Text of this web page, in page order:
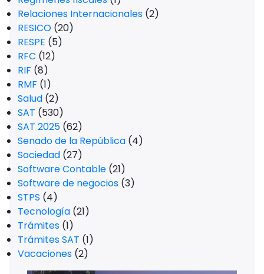
Relaciones Internacionales (2)
RESICO (20)
RESPE (5)
RFC (12)
RIF (8)
RMF (1)
Salud (2)
SAT (530)
SAT 2025 (62)
Senado de la República (4)
Sociedad (27)
Software Contable (21)
Software de negocios (3)
STPS (4)
Tecnología (21)
Trámites (1)
Trámites SAT (1)
Vacaciones (2)